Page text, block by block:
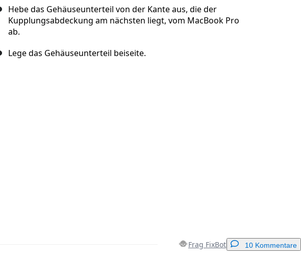
Hebe das Gehäuseunterteil von der Kante aus, die der
Kupplungsabdeckung am nächsten liegt, vom MacBook Pro
ab.
Lege das Gehäuseunterteil beiseite.
Frag FixBot 10 Kommentare